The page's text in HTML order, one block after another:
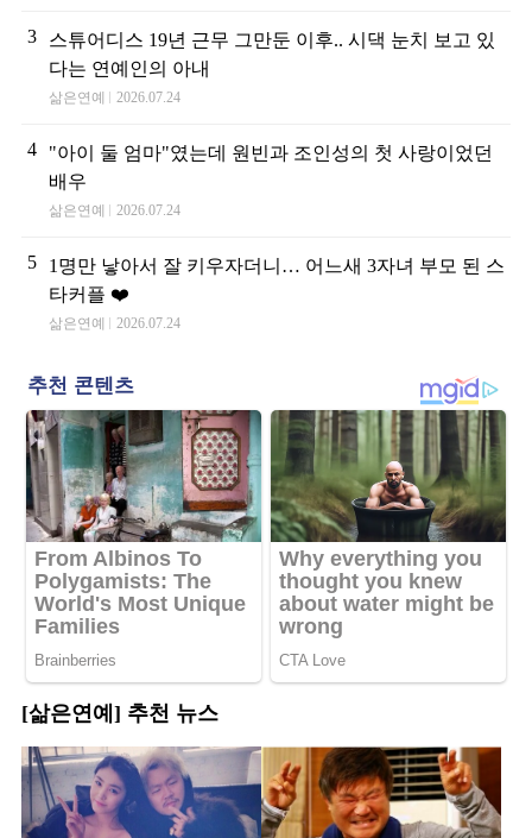
3
스튜어디스 19년 근무 그만둔 이후.. 시댁 눈치 보고 있
다는 연예인의 아내
삶은연예 2026.07.24
4
"아이 둘 엄마"였는데 원빈과 조인성의 첫 사랑이었던
배우
삶은연예 2026.07.24
5
1명만 낳아서 잘 키우자더니… 어느새 3자녀 부모 된 스
타커플 ❤️
삶은연예 2026.07.24
[삶은연예] 추천 뉴스